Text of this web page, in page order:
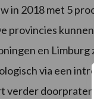
in 2018 met 5
provincies
en
via een
verder